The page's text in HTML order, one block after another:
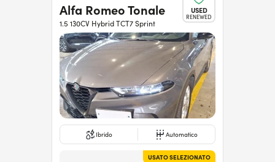
USED
RENEWED
Alfa Romeo Tonale
1.5 130CV Hybrid TCT7 Sprint
Ibrido Automatico
USATO SELEZIONATO